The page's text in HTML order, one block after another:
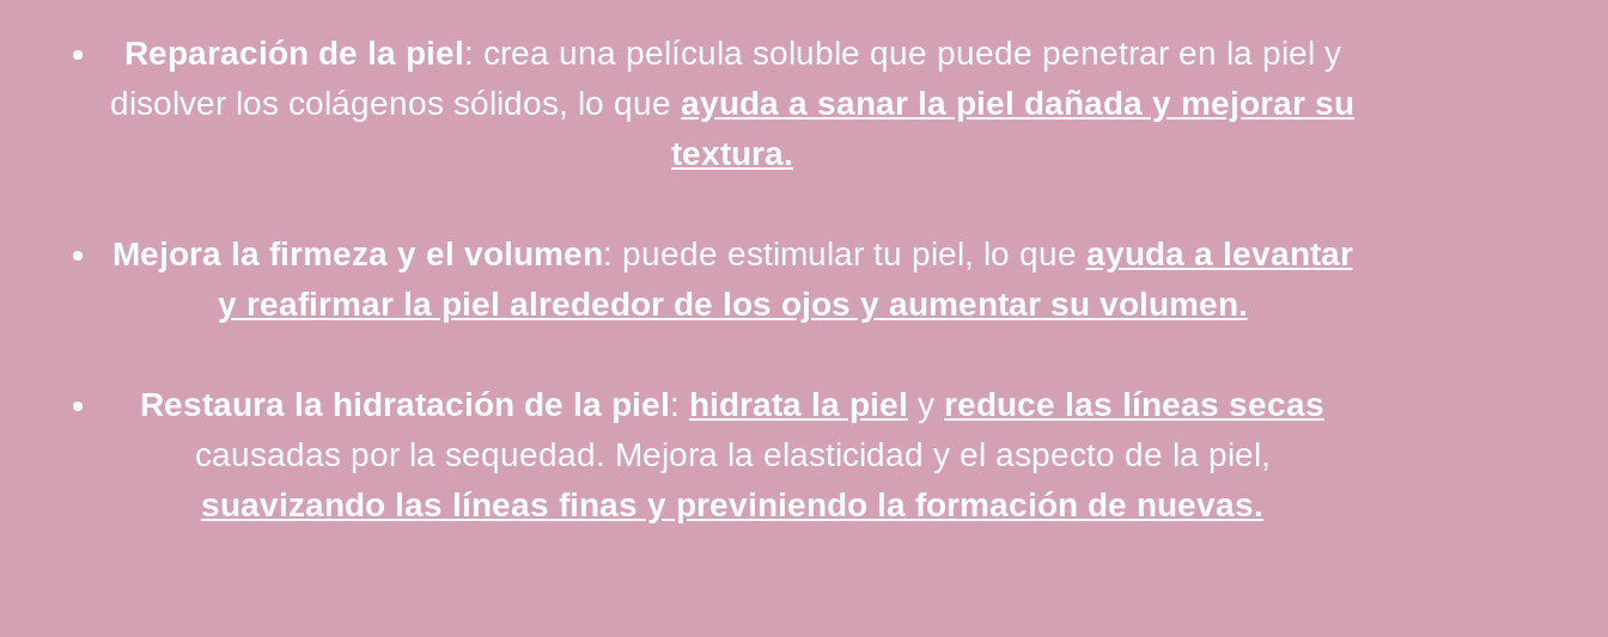
Reparación de la piel: crea una película soluble que puede penetrar en la piel y
disolver los colágenos sólidos, lo que ayuda a sanar la piel dañada y mejorar su
textura.
Mejora la firmeza y el volumen: puede estimular tu piel, lo que ayuda a levantar
y reafirmar la piel alrededor de los ojos y aumentar su volumen.
Restaura la hidratación de la piel: hidrata la piel y reduce las líneas secas
causadas por la sequedad. Mejora la elasticidad y el aspecto de la piel,
suavizando las líneas finas y previniendo la formación de nuevas.